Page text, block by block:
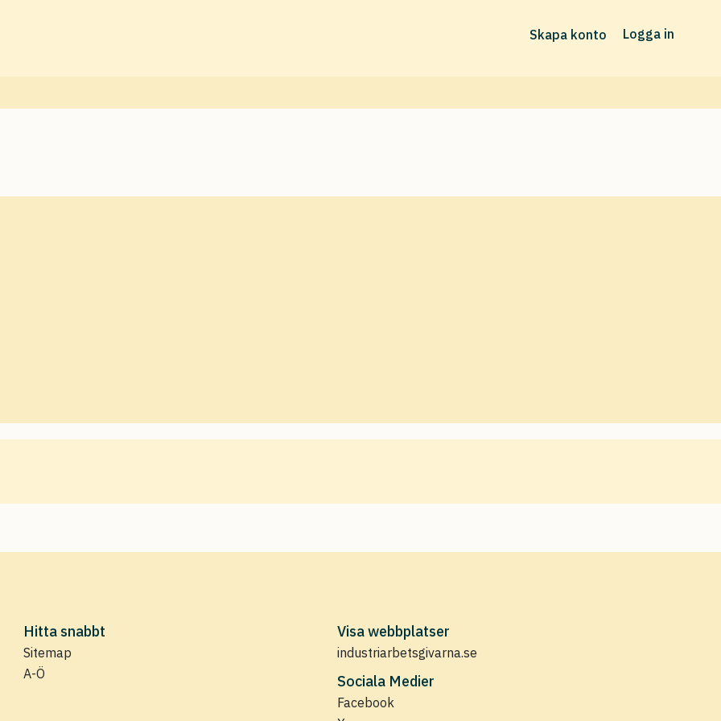
Skapa konto Logga in
Hitta snabbt
Sitemap
A-Ö
Visa webbplatser
industriarbetsgivarna.se
Sociala Medier
Facebook